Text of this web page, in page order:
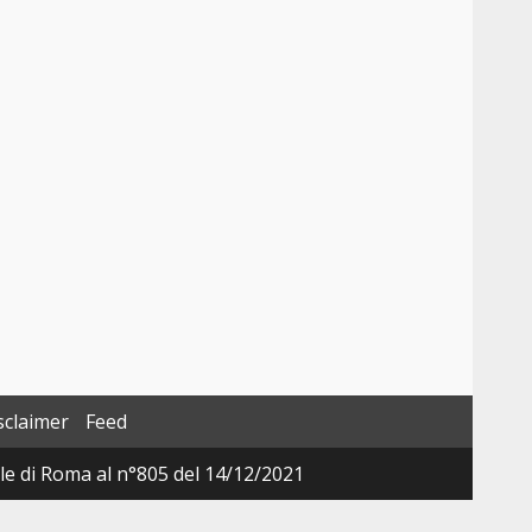
Feed
Roma al n°805 del 14/12/2021